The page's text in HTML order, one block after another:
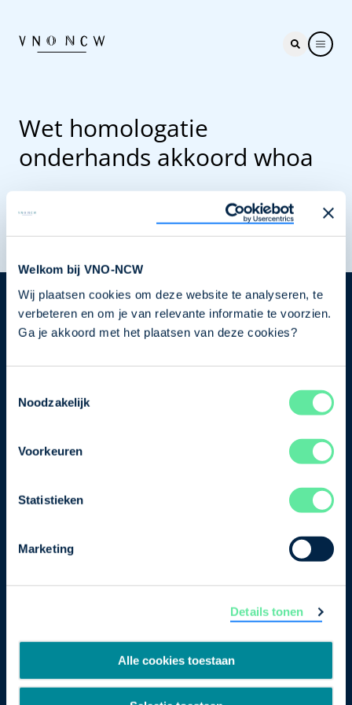
Welkom bij VNO-NCW
Wij plaatsen cookies om deze website te analyseren, te
verbeteren en om je van relevante informatie te voorzien.
Ga je akkoord met het plaatsen van deze cookies?
Noodzakelijk
Voorkeuren
Statistieken
Marketing
Details tonen
Alle cookies toestaan
Wet homologatie
onderhands akkoord whoa
Nieuwsbrief
Elke week hét nieuws dat ondernemers raakt. Schrijf
Schrijf je in
Ons verhaal
Contact
2594 AV Den Haag
Postbus 93002
2509 AA Den Haag